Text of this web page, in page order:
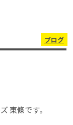
ブログ
東條です。